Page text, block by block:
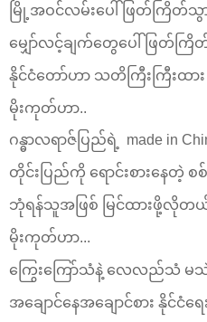
မြို့အဝင်လမ်းပေါ် ဖြတ်ကြိတ်
မျှော်လင့်ချက်တွေပေါ် ဖြတ်က
နိုင်ငံတော်ဟာ သတိကြီးကြီးထာ
မိုးကုတ်ဟာ..
ဂန္ဓာလရာဇ်ပြည်ရဲ့ made in
တိုင်းပြည်ကို ရောင်းစားနေတဲ့
ဘုံရန်သူအဖြစ် မြင်ထားဖို့လိုတ
မိုးကုတ်ဟာ...
ကြွေးကြော်သံနဲ့ လေလည်သံ‌
အချောင်နေအချောင်စား နိုင်ငံရေ